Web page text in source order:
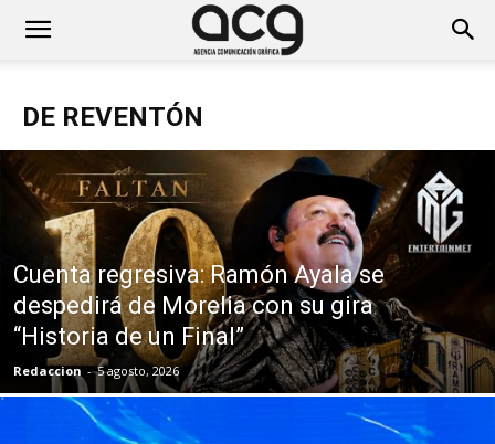
DE REVENTÓN
Cuenta regresiva: Ramón Ayala se
despedirá de Morelia con su gira
“Historia de un Final”
Redaccion - 5 agosto, 2026